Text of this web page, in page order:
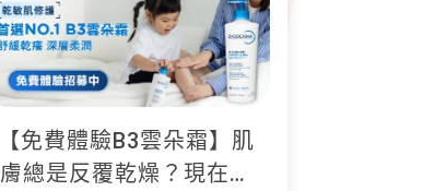
【免費體驗B3雲朵霜】肌
膚總是反覆乾燥？現在就